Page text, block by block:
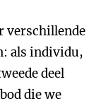
verschillende
als individu,
deel
die we